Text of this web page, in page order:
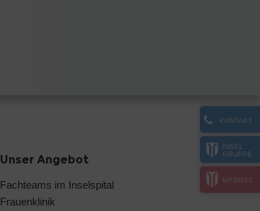
KONTAKT
INSEL
GRUPPE
MYINSEL
Unser Angebot
Fachteams im Inselspital
Frauenklinik